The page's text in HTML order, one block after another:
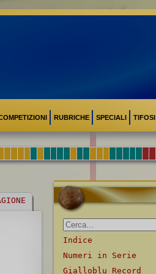
RUBRICHE SPECIALI TIFOSI
Indice
Numeri in Serie
Gialloblu Record